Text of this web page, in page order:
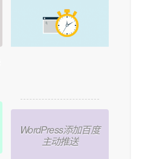
WordPress添加百度
主动推送